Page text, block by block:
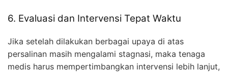
6. Evaluasi dan Intervensi Tepat Waktu
Jika setelah dilakukan berbagai upaya di atas
persalinan masih mengalami stagnasi, maka tenaga
medis harus mempertimbangkan intervensi lebih lanjut,